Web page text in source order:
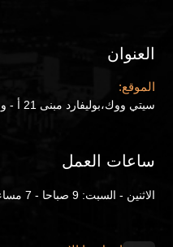
العنوان
الموقع:
سيتي ووك،بوليفارد مبنى 21 أ - وحدة 4، طريق 58 أ - الوصل - دبي
ساعات العمل
الاثنين - السبت: 9 صباحا - 7 مساء